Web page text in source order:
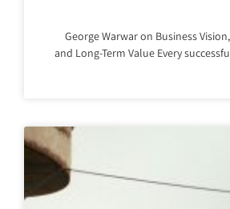
George Warwar on Business
and Long-Term Value Every